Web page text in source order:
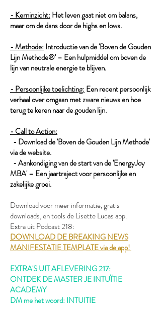
- Kerninzicht:Het leven gaat niet om balans,
maar om de dans door de highs en lows.
- Methode:Introductie van de 'Boven de Gouden
Lijn Methode®' – Een hulpmiddel om boven de
lijn van neutrale energie te blijven.
- Persoonlijke toelichting:Een recent persoonlijk
verhaal over omgaan met zware nieuws en hoe
terug te keren naar de gouden lijn.
- Call to Action:
- Download de 'Boven de Gouden Lijn Methode'
via de website.
- Aankondiging van de start van de 'EnergyJoy
MBA' – Een jaartraject voor persoonlijke en
zakelijke groei.
Download voor meer informatie, gratis
downloads, en tools de Lisette Lucas app.
Extra uit Podcast 218:
DOWNLOAD DE BREAKING NEWS
MANIFESTATIE TEMPLATE via de app!
EXTRA'S UIT AFLEVERING 217:
ONTDEK DE MASTER JE INTUÏTIE
ACADEMY
DM me het woord: INTUITIE